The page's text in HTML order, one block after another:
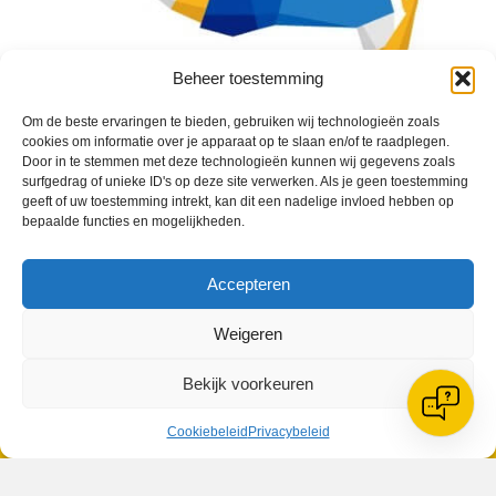
Beheer toestemming
Om de beste ervaringen te bieden, gebruiken wij technologieën zoals
cookies om informatie over je apparaat op te slaan en/of te raadplegen.
Door in te stemmen met deze technologieën kunnen wij gegevens zoals
surfgedrag of unieke ID's op deze site verwerken. Als je geen toestemming
geeft of uw toestemming intrekt, kan dit een nadelige invloed hebben op
bepaalde functies en mogelijkheden.
Accepteren
Weigeren
Bekijk voorkeuren
Cookiebeleid Privacybeleid
Geplaatst inBerichten seizoen 2018-2019
VV Reiger Boys
De Wending, Lotte Beesedijk 1